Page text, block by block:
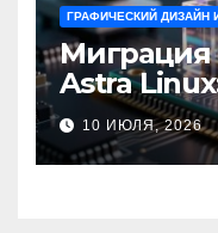
ГРАФИЧЕСКИЙ ДИЗАЙН
Миграция
Astra
Group
10 ИЮЛЯ, 2026